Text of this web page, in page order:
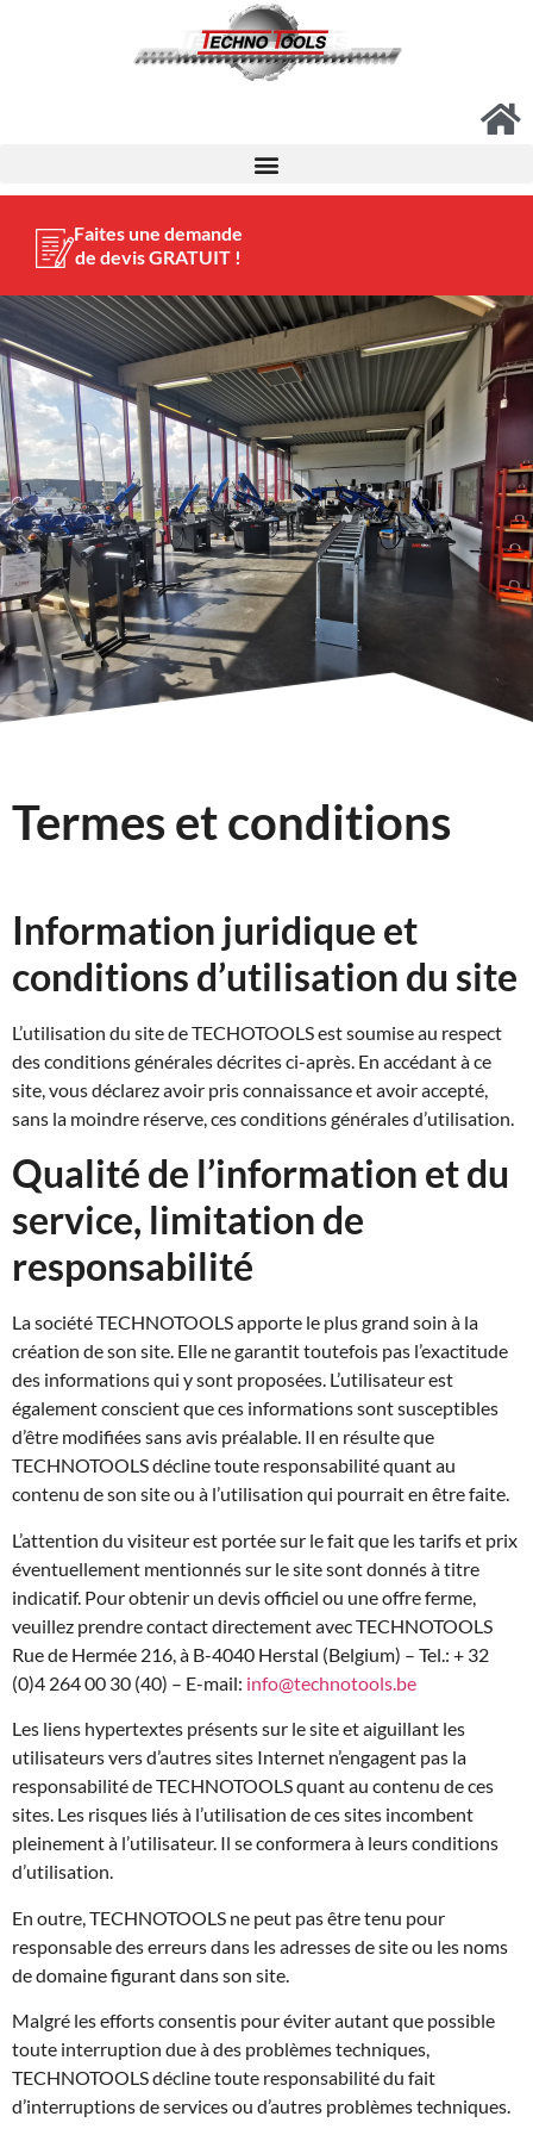
Faites une demande
de devis GRATUIT !
Termes et conditions
Information juridique et
conditions d’utilisation du site
L’utilisation du site de TECHOTOOLS est soumise au respect
des conditions générales décrites ci-après. En accédant à ce
site, vous déclarez avoir pris connaissance et avoir accepté,
sans la moindre réserve, ces conditions générales d’utilisation.
Qualité de l’information et du
service, limitation de
responsabilité
La société TECHNOTOOLS apporte le plus grand soin à la
création de son site. Elle ne garantit toutefois pas l’exactitude
des informations qui y sont proposées. L’utilisateur est
également conscient que ces informations sont susceptibles
d’être modifiées sans avis préalable. Il en résulte que
TECHNOTOOLS décline toute responsabilité quant au
contenu de son site ou à l’utilisation qui pourrait en être faite.
L’attention du visiteur est portée sur le fait que les tarifs et prix
éventuellement mentionnés sur le site sont donnés à titre
indicatif. Pour obtenir un devis officiel ou une offre ferme,
veuillez prendre contact directement avec TECHNOTOOLS
Rue de Hermée 216, à B-4040 Herstal (Belgium) – Tel.: + 32
(0)4 264 00 30 (40) – E-mail: info@technotools.be
Les liens hypertextes présents sur le site et aiguillant les
utilisateurs vers d’autres sites Internet n’engagent pas la
responsabilité de TECHNOTOOLS quant au contenu de ces
sites. Les risques liés à l’utilisation de ces sites incombent
pleinement à l’utilisateur. Il se conformera à leurs conditions
d’utilisation.
En outre, TECHNOTOOLS ne peut pas être tenu pour
responsable des erreurs dans les adresses de site ou les noms
de domaine figurant dans son site.
Malgré les efforts consentis pour éviter autant que possible
toute interruption due à des problèmes techniques,
TECHNOTOOLS décline toute responsabilité du fait
d’interruptions de services ou d’autres problèmes techniques.